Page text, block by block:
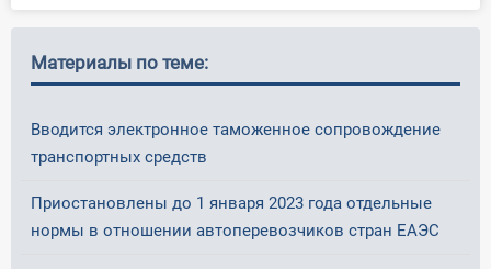
Материалы по теме:
Вводится электронное таможенное сопровождение
транспортных средств
Приостановлены до 1 января 2023 года отдельные
нормы в отношении автоперевозчиков стран ЕАЭС